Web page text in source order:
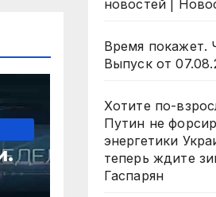
новостей |
Время покажет.
Выпуск от
Хотите по-
Путин не
энергетики
теперь ждите
Гаспарян